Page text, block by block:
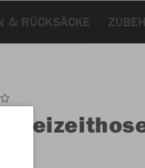
& RÜCKSÄCKE